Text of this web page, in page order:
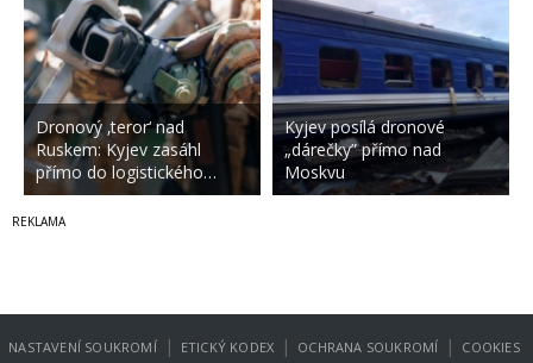
Dronový ‚teror‘ nad
Ruskem: Kyjev zasáhl
přímo do logistického…
Kyjev posílá dronové
„dárečky” přímo nad
Moskvu
NASTAVENÍ SOUKROMÍ | ETICKÝ KODEX | OCHRANA SOUKROMÍ | COOKIES